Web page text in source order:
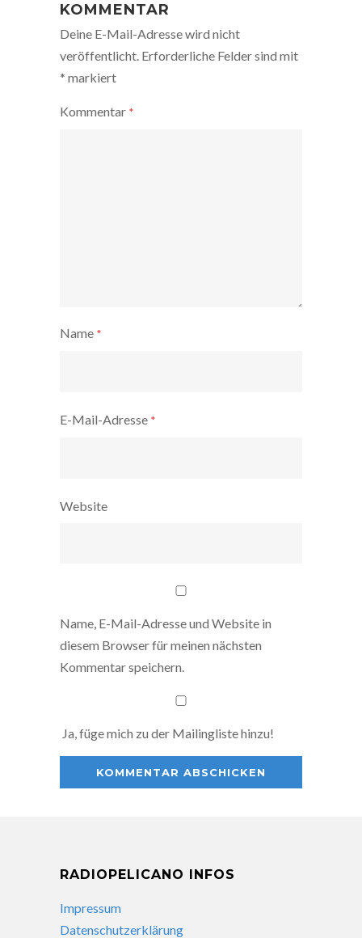
KOMMENTAR
Deine E-Mail-Adresse wird nicht
veröffentlicht. Erforderliche Felder sind mit
* markiert
Kommentar *
Name *
E-Mail-Adresse *
Website
Name, E-Mail-Adresse und Website in
diesem Browser für meinen nächsten
Kommentar speichern.
Ja, füge mich zu der Mailingliste hinzu!
RADIOPELICANO INFOS
Impressum
Datenschutzerklärung